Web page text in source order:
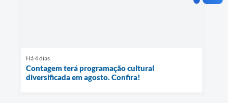
Há 4 dias
Contagem terá programação cultural
diversificada em agosto. Confira!